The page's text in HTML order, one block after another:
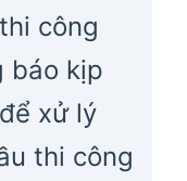
công
báo kịp
xử lý
thi công